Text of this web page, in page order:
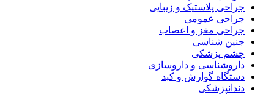
جراحی پلاستیک و زیبایی
جراحی عمومی
جراحی مغز و اعصاب
جنین شناسی
چشم پزشکی
داروشناسی و داروسازی
دستگاه گوارش و کبد
دندانپزشکی